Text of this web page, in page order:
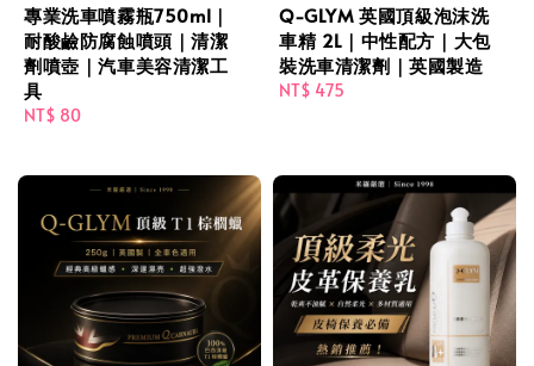
專業洗車噴霧瓶750ml｜
耐酸鹼防腐蝕噴頭｜清潔
劑噴壺｜汽車美容清潔工
具
Regular
NT$ 80
Q-GLYM 英國頂級泡沫洗
車精 2L｜中性配方｜大包
裝洗車清潔劑｜英國製造
Regular
NT$ 475